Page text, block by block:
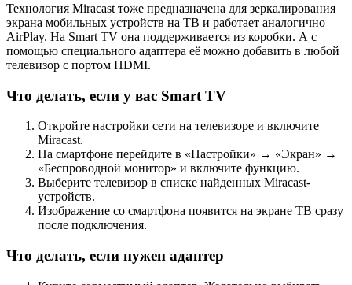
Технология Miracast тоже предназначена для зеркалирования
экрана мобильных устройств на ТВ и работает аналогично
AirPlay. На Smart TV она поддерживается из коробки. А с
помощью специального адаптера её можно добавить в любой
телевизор с портом HDMI.
Что делать, если у вас Smart TV
Откройте настройки сети на телевизоре и включите
Miracast.
На смартфоне перейдите в «Настройки» → «Экран» →
«Беспроводной монитор» и включите функцию.
Выберите телевизор в списке найденных Miracast-
устройств.
Изображение со смартфона появится на экране ТВ сразу
после подключения.
Что делать, если нужен адаптер